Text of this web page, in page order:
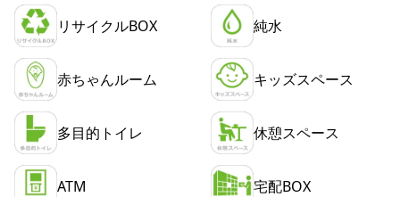
リサイクルBOX 純水
赤ちゃんルーム キッズスペース
多目的トイレ 休憩スペース
ATM 宅配BOX